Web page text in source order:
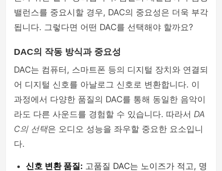
밸런스를 중요시할 경우, DAC의 중요성은 더욱 부각
됩니다. 그렇다면 어떤 DAC를 선택해야 할까요?
DAC의 작동 방식과 중요성
DAC는 컴퓨터, 스마트폰 등의 디지털 장치와 연결되
어 디지털 신호를 아날로그 신호로 변환합니다. 이
과정에서 다양한 품질의 DAC를 통해 동일한 음악이
라도 다른 사운드를 경험할 수 있습니다. 따라서 DA
C의 선택은 오디오 성능을 좌우할 중요한 요소입니
다.
신호 변환 품질: 고품질 DAC는 노이즈가 적고, 명